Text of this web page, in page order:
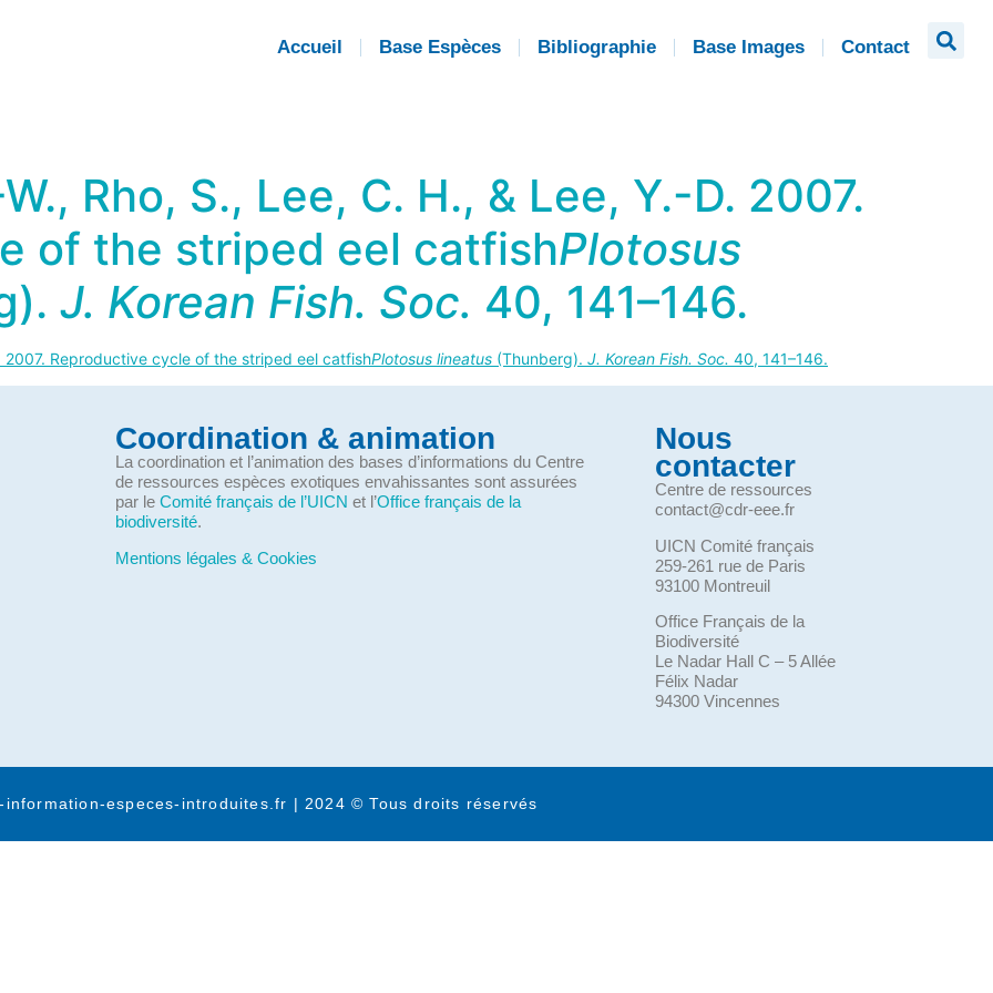
Accueil Base Espèces Bibliographie Base Images Contact
Rho, S., Lee, C. H., & Lee, Y.-D. 2007.
of the striped eel catfishPlotosus
J. Korean Fish. Soc. 40, 141–146.
2007. Reproductive cycle of the striped eel catfishPlotosus lineatus (Thunberg). J. Korean Fish. Soc. 40, 141–146.
Coordination & animation
La coordination et l’animation des bases d’informations du Centre
de ressources espèces exotiques envahissantes sont assurées
par le Comité français de l’UICN et l’Office français de la
biodiversité.
Mentions légales & Cookies
Nous
contacter
Centre de ressources
contact@cdr-eee.fr
UICN Comité français
259-261 rue de Paris
93100 Montreuil
Office Français de la
Biodiversité
Le Nadar Hall C – 5 Allée
Félix Nadar
94300 Vincennes
information-especes-introduites.fr | 2024 © Tous droits réservés